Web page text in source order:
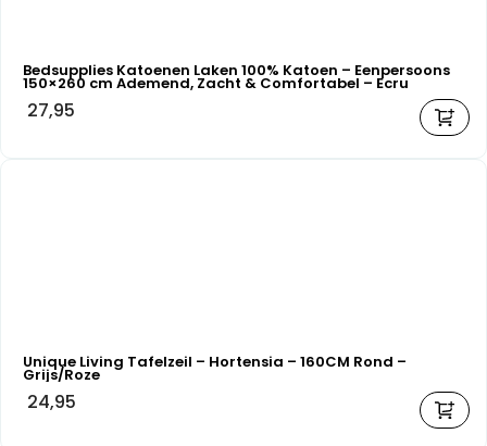
Bedsupplies Katoenen Laken 100% Katoen – Eenpersoons
150×260 cm Ademend, Zacht & Comfortabel – Ecru
27,95
Unique Living Tafelzeil – Hortensia – 160CM Rond –
Grijs/Roze
24,95